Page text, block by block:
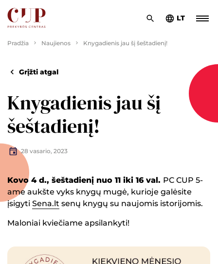
LT
Pradžia Naujienos Knygadienis jau šį šeštadienį!
Grįžti atgal
Knygadienis jau šį
šeštadienį!
28 vasario, 2023
Kovo 4 d., šeštadienį nuo 11 iki 16 val. PC CUP 5-
ame aukšte vyks knygų mugė, kurioje galėsite
įsigyti Sena.lt senų knygų su naujomis istorijomis.
Maloniai kviečiame apsilankyti!